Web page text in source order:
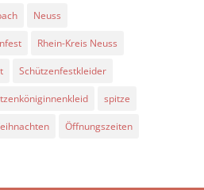
Neuss
Rhein-Kreis Neuss
Schützenfestkleider
spitze
Öffnungszeiten